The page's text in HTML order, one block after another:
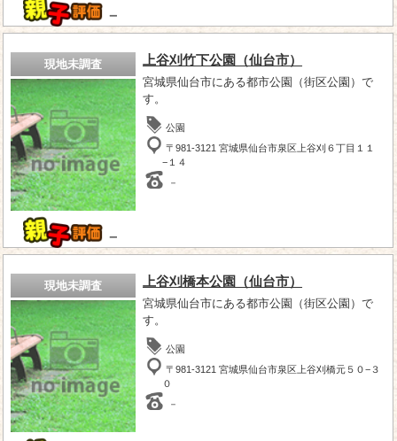
－
現地未調査
－
上谷刈竹下公園（仙台市）
宮城県仙台市にある都市公園（街区公園）で
す。
公園
〒981-3121 宮城県仙台市泉区上谷刈６丁目１１
−１４
－
現地未調査 上谷刈橋本公園（仙台市）
宮城県仙台市にある都市公園（街区公園）で
す。
公園
〒981-3121 宮城県仙台市泉区上谷刈橋元５０−３
０
－